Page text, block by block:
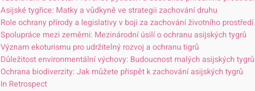
Asijské ‍tygřice: Matky‍ a vůdkyně ve strategii zachování⁤ druhu
Role ochrany přírody‍ a legislativy v boji za zachování životního prostředí
Spolupráce mezi zeměmi:‍ Mezinárodní úsilí o ochranu asijských tygrů
Význam ekoturismu⁢ pro udržitelný rozvoj a ochranu⁢ tigrů
Důležitost environmentální výchovy: Budoucnost malých asijských tygrů
Ochrana biodiverzity: Jak můžete přispět k zachování asijských tygrů
In Retrospect